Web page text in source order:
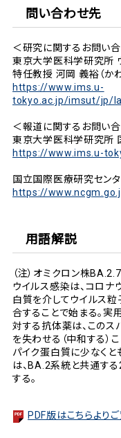
問い合わせ先
＜研究に関するお問い
東京大学医科学研究所
特任教授 河岡 義裕（か
https://www.ims.u-
tokyo.ac.jp/imsut/jp/
＜報道に関するお問い
東京大学医科学研究所
https://www.ims.u-
国立国際医療研究セン
https://
用語解説
（注）オミクロン株
ウイルス感染は、コロ
白質を介してウイルス
合することで始まる。
対する抗体薬は、このス
を失わせる（中和する）
パイク蛋白質に少なく
は、BA.2系統と共通す
する。
PDF版はこちらより